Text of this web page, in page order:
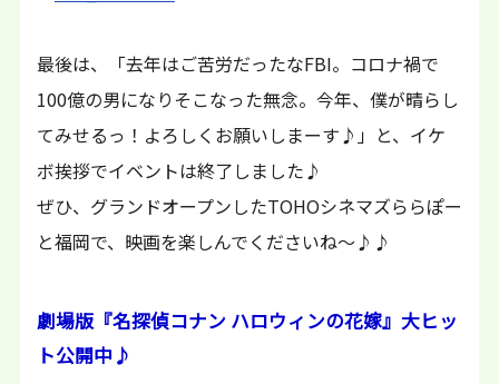
最後は、「去年はご苦労だったなFBI。コロナ禍で
100億の男になりそこなった無念。今年、僕が晴らし
てみせるっ！よろしくお願いしまーす♪」と、イケ
ボ挨拶でイベントは終了しました♪
ぜひ、グランドオープンしたTOHOシネマズららぽー
と福岡で、映画を楽しんでくださいね～♪♪
劇場版『名探偵コナン ハロウィンの花嫁』大ヒッ
ト公開中♪